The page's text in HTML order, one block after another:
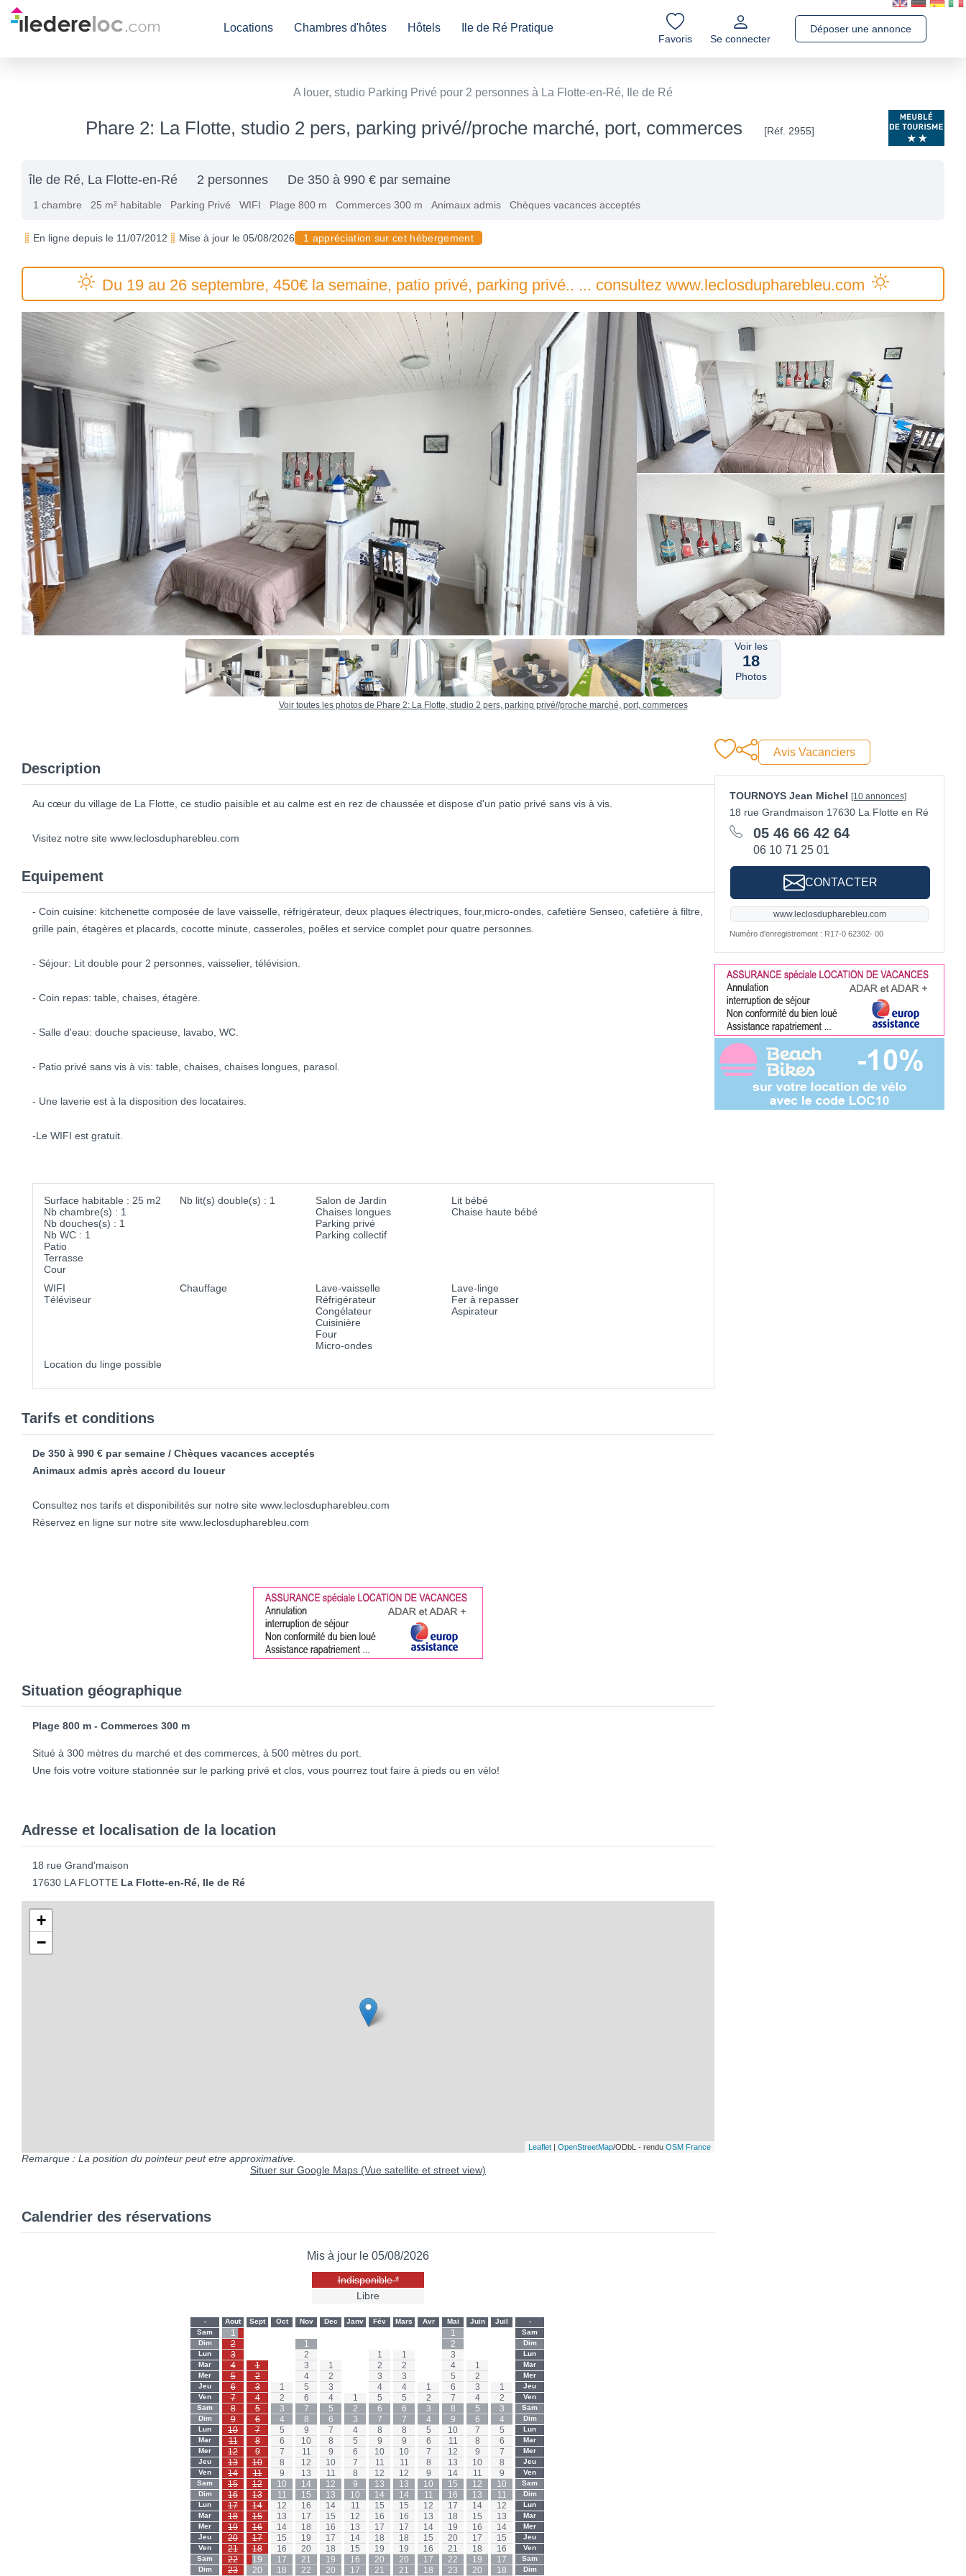
Locations Chambres d'hôtes Hôtels Ile de Ré Pratique
Favoris Se connecter
Déposer une annonce
A louer, studio Parking Privé pour 2 personnes à La Flotte-en-Ré, Ile de Ré
Phare 2: La Flotte, studio 2 pers, parking privé//proche marché, port, commerces [Réf. 2955]
île de Ré, La Flotte-en-Ré 2 personnes De 350 à 990 € par semaine
1 chambre 25 m² habitable Parking Privé WIFI Plage 800 m Commerces 300 m Animaux admis Chèques vacances acceptés
En ligne depuis le 11/07/2012 Mise à jour le 05/08/2026 1 appréciation sur cet hébergement
Du 19 au 26 septembre, 450€ la semaine, patio privé, parking privé.. ... consultez www.leclosdupharebleu.com
Voir les
18
Photos
Voir toutes les photos de Phare 2: La Flotte, studio 2 pers, parking privé//proche marché, port, commerces
Description
Au cœur du village de La Flotte, ce studio paisible et au calme est en rez de chaussée et dispose d'un patio privé sans vis à vis.
Visitez notre site www.leclosdupharebleu.com
Equipement
- Coin cuisine: kitchenette composée de lave vaisselle, réfrigérateur, deux plaques électriques, four,micro-ondes, cafetière Senseo, cafetière à filtre,
grille pain, étagères et placards, cocotte minute, casseroles, poêles et service complet pour quatre personnes.
- Séjour: Lit double pour 2 personnes, vaisselier, télévision.
- Coin repas: table, chaises, étagère.
- Salle d'eau: douche spacieuse, lavabo, WC.
- Patio privé sans vis à vis: table, chaises, chaises longues, parasol.
- Une laverie est à la disposition des locataires.
-Le WIFI est gratuit.
Surface habitable : 25 m2
Nb chambre(s) : 1
Nb douches(s) : 1
Nb WC : 1
Patio
Terrasse
Cour
Nb lit(s) double(s) : 1
Salon de Jardin
Chaises longues
Parking privé
Parking collectif
Lit bébé
Chaise haute bébé
WIFI
Téléviseur
Chauffage
Lave-vaisselle
Réfrigérateur
Congélateur
Cuisinière
Four
Micro-ondes
Lave-linge
Fer à repasser
Aspirateur
Location du linge possible
Tarifs et conditions
De 350 à 990 € par semaine / Chèques vacances acceptés
Animaux admis après accord du loueur
Consultez nos tarifs et disponibilités sur notre site www.leclosdupharebleu.com
Réservez en ligne sur notre site www.leclosdupharebleu.com
Situation géographique
Plage 800 m - Commerces 300 m
Situé à 300 mètres du marché et des commerces, à 500 mètres du port.
Une fois votre voiture stationnée sur le parking privé et clos, vous pourrez tout faire à pieds ou en vélo!
Adresse et localisation de la location
18 rue Grand'maison
17630 LA FLOTTE La Flotte-en-Ré, Ile de Ré
+
−
Leaflet | OpenStreetMap/ODbL - rendu OSM France
Remarque : La position du pointeur peut etre approximative.
Situer sur Google Maps (Vue satellite et street view)
Calendrier des réservations
Mis à jour le 05/08/2026
Indisponible *
Libre
-
Sam
Dim
Lun
Mar
Mer
Jeu
Ven
Sam
Dim
Lun
Mar
Mer
Jeu
Ven
Sam
Dim
Lun
Mar
Mer
Jeu
Ven
Sam
Dim
Aout
1
2
3
4
5
6
7
8
9
10
11
12
13
14
15
16
17
18
19
20
21
22
23
Sept
1
2
3
4
5
6
7
8
9
10
11
12
13
14
15
16
17
18
19
20
Oct
1
2
3
4
5
6
7
8
9
10
11
12
13
14
15
16
17
18
Nov
1
2
3
4
5
6
7
8
9
10
11
12
13
14
15
16
17
18
19
20
21
22
Dec
1
2
3
4
5
6
7
8
9
10
11
12
13
14
15
16
17
18
19
20
Janv
1
2
3
4
5
6
7
8
9
10
11
12
13
14
15
16
17
Fév
1
2
3
4
5
6
7
8
9
10
11
12
13
14
15
16
17
18
19
20
21
Mars
1
2
3
4
5
6
7
8
9
10
11
12
13
14
15
16
17
18
19
20
21
Avr
1
2
3
4
5
6
7
8
9
10
11
12
13
14
15
16
17
18
Mai
1
2
3
4
5
6
7
8
9
10
11
12
13
14
15
16
17
18
19
20
21
22
23
Juin
1
2
3
4
5
6
7
8
9
10
11
12
13
14
15
16
17
18
19
20
Juil
1
2
3
4
5
6
7
8
9
10
11
12
13
14
15
16
17
18
-
Sam
Dim
Lun
Mar
Mer
Jeu
Ven
Sam
Dim
Lun
Mar
Mer
Jeu
Ven
Sam
Dim
Lun
Mar
Mer
Jeu
Ven
Sam
Dim
Avis Vacanciers
TOURNOYS Jean Michel [10 annonces]
18 rue Grandmaison 17630 La Flotte en Ré
05 46 66 42 64
06 10 71 25 01
CONTACTER
www.leclosdupharebleu.com
Numéro d'enregistrement : R17-0 62302- 00